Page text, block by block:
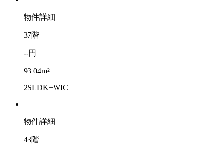
物件詳細
37階
--円
93.04m²
2SLDK+WIC
物件詳細
43階